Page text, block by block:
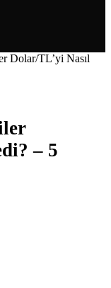
Dolar/TL’yi Nasıl
– 5